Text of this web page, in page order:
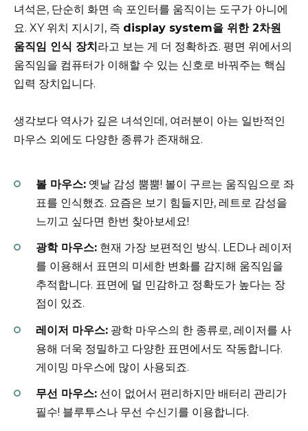
녀석은, 단순히 화면 속 포인터를 움직이는 도구가 아니에
요. XY 위치 지시기, 즉 display system을 위한 2차원
움직임 인식 장치라고 보는 게 더 정확하죠. 평면 위에서의
움직임을 컴퓨터가 이해할 수 있는 신호로 바꿔주는 핵심
입력 장치입니다.
생각보다 역사가 깊은 녀석인데, 여러분이 아는 일반적인
마우스 외에도 다양한 종류가 존재해요.
볼 마우스: 옛날 감성 뿜뿜! 볼이 구르는 움직임으로 좌
표를 인식했죠. 요즘은 보기 힘들지만, 레트로 감성을
느끼고 싶다면 한번 찾아보세요!
광학 마우스: 현재 가장 보편적인 방식. LED나 레이저
를 이용해서 표면의 미세한 변화를 감지해 움직임을
추적합니다. 표면에 덜 민감하고 정확도가 높다는 장
점이 있죠.
레이저 마우스: 광학 마우스의 한 종류로, 레이저를 사
용해 더욱 정밀하고 다양한 표면에서도 작동합니다.
게이밍 마우스에 많이 사용되죠.
무선 마우스: 선이 없어서 편리하지만 배터리 관리가
필수! 블루투스나 무선 수신기를 이용합니다.